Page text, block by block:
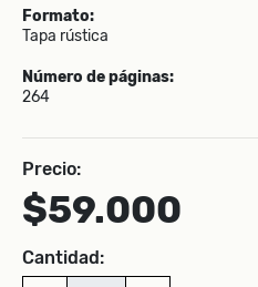
Formato:
Tapa rústica
Número de páginas:
264
Precio:
$59.000
Cantidad: